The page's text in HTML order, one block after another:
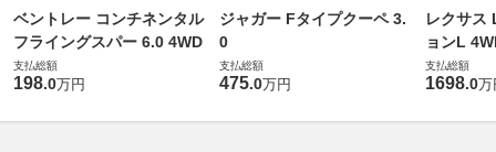
ベントレー コンチネンタル
フライングスパー 6.0 4WD
支払総額
198.0万円
ジャガー Fタイプクーペ 3.
0
支払総額
475.0万円
レクサス
ョンL
支払総額
1698.0万